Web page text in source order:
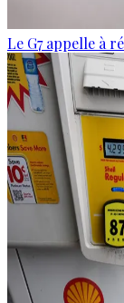
Le G7 appelle à